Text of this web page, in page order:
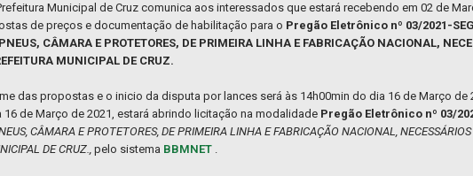
Municipal de Cruz comunica aos interessados que estará recebendo em 02 de
de preços e documentação de habilitação para o Pregão Eletrônico nº 03/2021-
CÂMARA E PROTETORES, DE PRIMEIRA LINHA E FABRICAÇÃO NACIONAL,
MUNICIPAL DE CRUZ.
das propostas e o inicio da disputa por lances será às 14h00min do dia 16 de Março
16 de Março de 2021, estará abrindo licitação na modalidade Pregão Eletrônico nº 03/
CÂMARA E PROTETORES, DE PRIMEIRA LINHA E FABRICAÇÃO NACIONAL,
DE CRUZ., pelo sistema BBMNET .